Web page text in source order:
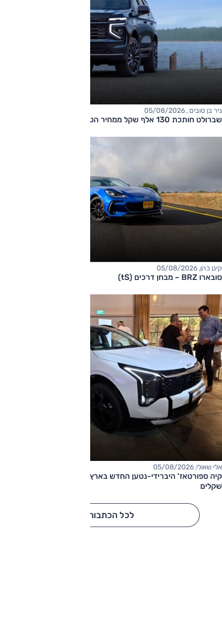
ניר בן טובים , 05/08/2026
שברולט חותכת 130 אלף שקל ממחיר הטאהו
קינן כהן, 05/08/2026
סובארו BRZ – מבחן דרכים (tS)
אלי שאולי, 05/08/2026
שקלים
לכל הכתבות